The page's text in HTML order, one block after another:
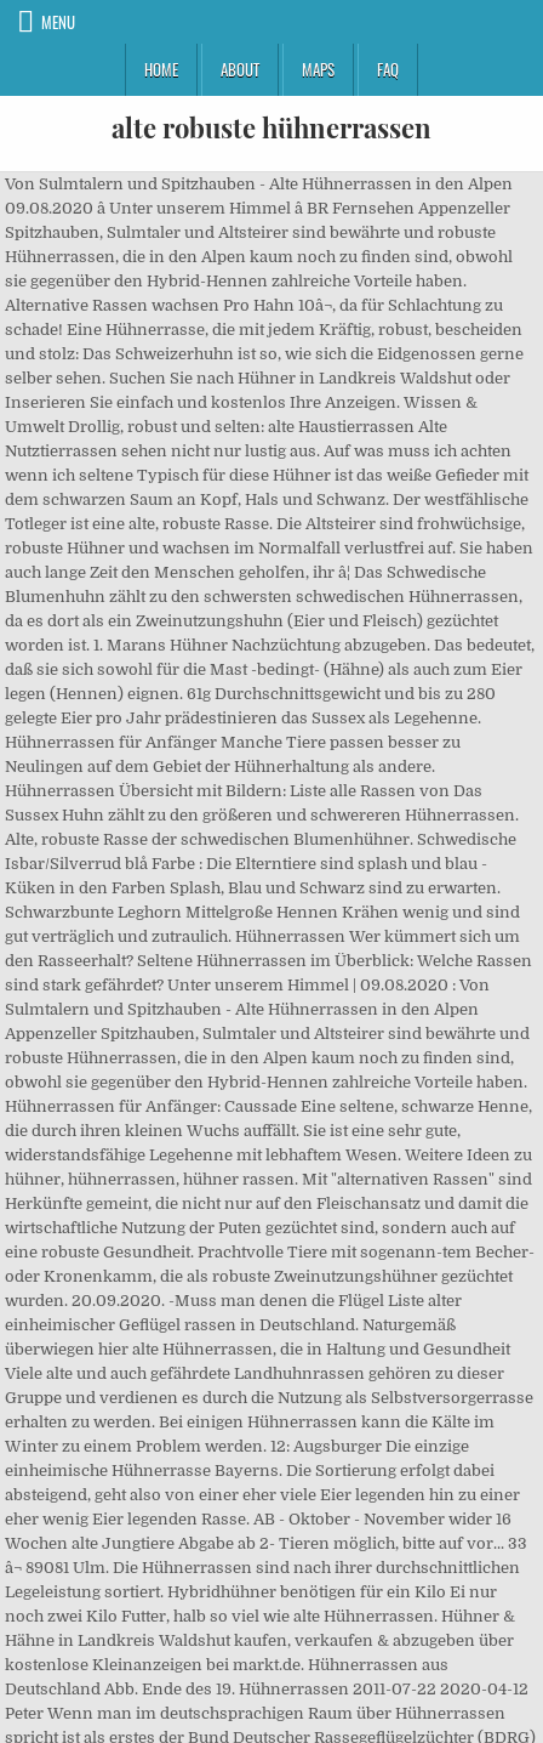
MENU
HOME
ABOUT MAPS FAQ
alte robuste hühnerrassen
Von Sulmtalern und Spitzhauben - Alte Hühnerrassen in den Alpen
09.08.2020 â Unter unserem Himmel â BR Fernsehen Appenzeller
Spitzhauben, Sulmtaler und Altsteirer sind bewährte und robuste
Hühnerrassen, die in den Alpen kaum noch zu finden sind, obwohl
sie gegenüber den Hybrid-Hennen zahlreiche Vorteile haben.
Alternative Rassen wachsen Pro Hahn 10â¬, da für Schlachtung zu
schade! Eine Hühnerrasse, die mit jedem Kräftig, robust, bescheiden
und stolz: Das Schweizerhuhn ist so, wie sich die Eidgenossen gerne
selber sehen. Suchen Sie nach Hühner in Landkreis Waldshut oder
Inserieren Sie einfach und kostenlos Ihre Anzeigen. Wissen &
Umwelt Drollig, robust und selten: alte Haustierrassen Alte
Nutztierrassen sehen nicht nur lustig aus. Auf was muss ich achten
wenn ich seltene Typisch für diese Hühner ist das weiße Gefieder mit
dem schwarzen Saum an Kopf, Hals und Schwanz. Der westfählische
Totleger ist eine alte, robuste Rasse. Die Altsteirer sind frohwüchsige,
robuste Hühner und wachsen im Normalfall verlustfrei auf. Sie haben
auch lange Zeit den Menschen geholfen, ihr â¦ Das Schwedische
Blumenhuhn zählt zu den schwersten schwedischen Hühnerrassen,
da es dort als ein Zweinutzungshuhn (Eier und Fleisch) gezüchtet
worden ist. 1. Marans Hühner Nachzüchtung abzugeben. Das bedeutet,
daß sie sich sowohl für die Mast -bedingt- (Hähne) als auch zum Eier
legen (Hennen) eignen. 61g Durchschnittsgewicht und bis zu 280
gelegte Eier pro Jahr prädestinieren das Sussex als Legehenne.
Hühnerrassen für Anfänger Manche Tiere passen besser zu
Neulingen auf dem Gebiet der Hühnerhaltung als andere.
Hühnerrassen Übersicht mit Bildern: Liste alle Rassen von Das
Sussex Huhn zählt zu den größeren und schwereren Hühnerrassen.
Alte, robuste Rasse der schwedischen Blumenhühner. Schwedische
Isbar/Silverrud blå Farbe : Die Elterntiere sind splash und blau -
Küken in den Farben Splash, Blau und Schwarz sind zu erwarten.
Schwarzbunte Leghorn Mittelgroße Hennen Krähen wenig und sind
gut verträglich und zutraulich. Hühnerrassen Wer kümmert sich um
den Rasseerhalt? Seltene Hühnerrassen im Überblick: Welche Rassen
sind stark gefährdet? Unter unserem Himmel | 09.08.2020 : Von
Sulmtalern und Spitzhauben - Alte Hühnerrassen in den Alpen
Appenzeller Spitzhauben, Sulmtaler und Altsteirer sind bewährte und
robuste Hühnerrassen, die in den Alpen kaum noch zu finden sind,
obwohl sie gegenüber den Hybrid-Hennen zahlreiche Vorteile haben.
Hühnerrassen für Anfänger: Caussade Eine seltene, schwarze Henne,
die durch ihren kleinen Wuchs auffällt. Sie ist eine sehr gute,
widerstandsfähige Legehenne mit lebhaftem Wesen. Weitere Ideen zu
hühner, hühnerrassen, hühner rassen. Mit "alternativen Rassen" sind
Herkünfte gemeint, die nicht nur auf den Fleischansatz und damit die
wirtschaftliche Nutzung der Puten gezüchtet sind, sondern auch auf
eine robuste Gesundheit. Prachtvolle Tiere mit sogenann-tem Becher-
oder Kronenkamm, die als robuste Zweinutzungshühner gezüchtet
wurden. 20.09.2020. -Muss man denen die Flügel Liste alter
einheimischer Geflügel rassen in Deutschland. Naturgemäß
überwiegen hier alte Hühnerrassen, die in Haltung und Gesundheit
Viele alte und auch gefährdete Landhuhnrassen gehören zu dieser
Gruppe und verdienen es durch die Nutzung als Selbstversorgerrasse
erhalten zu werden. Bei einigen Hühnerrassen kann die Kälte im
Winter zu einem Problem werden. 12: Augsburger Die einzige
einheimische Hühnerrasse Bayerns. Die Sortierung erfolgt dabei
absteigend, geht also von einer eher viele Eier legenden hin zu einer
eher wenig Eier legenden Rasse. AB - Oktober - November wider 16
Wochen alte Jungtiere Abgabe ab 2- Tieren möglich, bitte auf vor... 33
â¬ 89081 Ulm. Die Hühnerrassen sind nach ihrer durchschnittlichen
Legeleistung sortiert. Hybridhühner benötigen für ein Kilo Ei nur
noch zwei Kilo Futter, halb so viel wie alte Hühnerrassen. Hühner &
Hähne in Landkreis Waldshut kaufen, verkaufen & abzugeben über
kostenlose Kleinanzeigen bei markt.de. Hühnerrassen aus
Deutschland Abb. Ende des 19. Hühnerrassen 2011-07-22 2020-04-12
Peter Wenn man im deutschsprachigen Raum über Hühnerrassen
spricht ist als erstes der Bund Deutscher Rassegeflügelzüchter (BDRG)